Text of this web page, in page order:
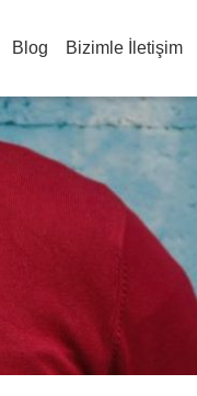
Blog Bizimle İletişim